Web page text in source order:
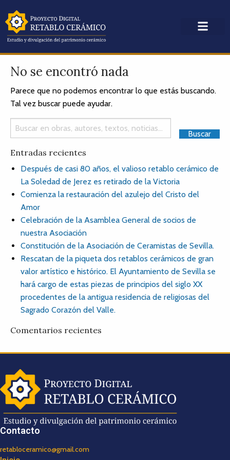
No se encontró nada
Parece que no podemos encontrar lo que estás buscando.
Tal vez buscar puede ayudar.
Entradas recientes
Después de casi 80 años, el valioso retablo cerámico de
La Soledad de Jerez es retirado de la Victoria
Comienza la restauración del azulejo del Cristo del
Amor
Celebración de la Asamblea General de socios de
nuestra Asociación
Constitución de la Asociación de Ceramistas de Sevilla.
Rescatan de la piqueta dos retablos cerámicos de gran
valor artístico e histórico. El Ayuntamiento de Sevilla se
hará cargo de estas piezas de principios del siglo XX
procedentes de la antigua residencia de religiosas del
Sagrado Corazón del Valle.
Comentarios recientes
Contacto
retabloceramico@gmail.com